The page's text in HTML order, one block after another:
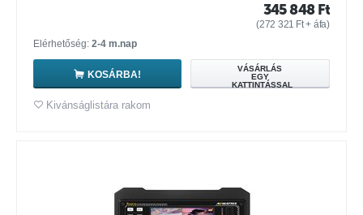
345 848 Ft
(272 321 Ft+ áfa)
Elérhetőség: 2-4 m.nap
KOSÁRBA!
VÁSÁRLÁS
EGY
KATTINTÁSSAL
Kivánságlistára rakom